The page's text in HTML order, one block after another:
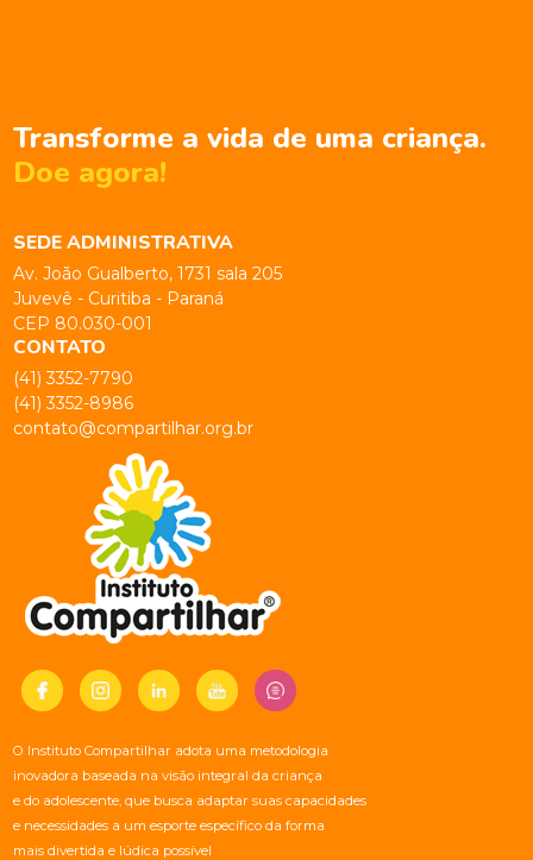
Transforme a vida de uma criança.
Doe agora!
SEDE ADMINISTRATIVA
Av. João Gualberto, 1731 sala 205
Juvevê - Curitiba - Paraná
CEP 80.030-001
CONTATO
(41) 3352-7790
(41) 3352-8986
contato@compartilhar.org.br
O Instituto Compartilhar adota uma metodologia
inovadora baseada na visão integral da criança
e do adolescente, que busca adaptar suas capacidades
e necessidades a um esporte específico da forma
mais divertida e lúdica possível